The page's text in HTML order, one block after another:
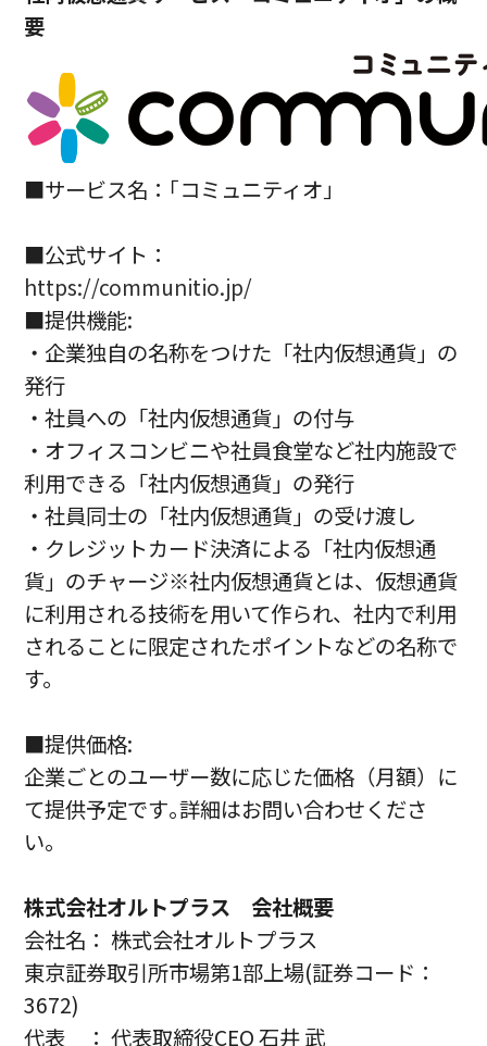
要
■サービス名：｢コミュニティオ｣
■公式サイト：
https://communitio.jp/
■提供機能:
・企業独自の名称をつけた「社内仮想通貨」の
発行
・社員への「社内仮想通貨」の付与
・オフィスコンビニや社員食堂など社内施設で
利用できる「社内仮想通貨」の発行
・社員同士の「社内仮想通貨」の受け渡し
・クレジットカード決済による「社内仮想通
貨」のチャージ※社内仮想通貨とは、仮想通貨
に利用される技術を用いて作られ、社内で利用
されることに限定されたポイントなどの名称で
す。
■提供価格:
企業ごとのユーザー数に応じた価格（月額）に
て提供予定です｡詳細はお問い合わせくださ
い。
株式会社オルトプラス 会社概要
会社名： 株式会社オルトプラス
東京証券取引所市場第1部上場(証券コード：
3672)
代表 ： 代表取締役CEO 石井 武